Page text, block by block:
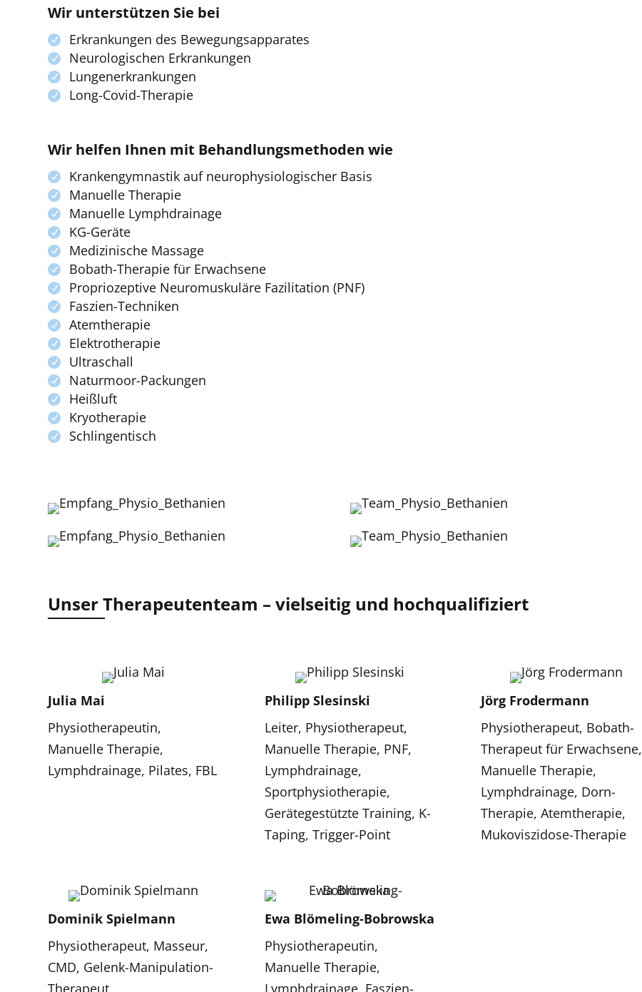
Wir unterstützen Sie bei
Erkrankungen des Bewegungsapparates
Neurologischen Erkrankungen
Lungenerkrankungen
Long-Covid-Therapie
Wir helfen Ihnen mit Behandlungsmethoden wie
Krankengymnastik auf neurophysiologischer Basis
Manuelle Therapie
Manuelle Lymphdrainage
KG-Geräte
Medizinische Massage
Bobath-Therapie für Erwachsene
Propriozeptive Neuromuskuläre Fazilitation (PNF)
Faszien-Techniken
Atemtherapie
Elektrotherapie
Ultraschall
Naturmoor-Packungen
Heißluft
Kryotherapie
Schlingentisch
Unser Therapeutenteam – vielseitig und hochqualifiziert
Julia Mai
Physiotherapeutin,
Manuelle Therapie,
Lymphdrainage, Pilates, FBL
Philipp Slesinski
Leiter, Physiotherapeut,
Manuelle Therapie, PNF,
Lymphdrainage,
Sportphysiotherapie,
Gerätegestützte Training, K-
Taping, Trigger-Point
Jörg Frodermann
Physiotherapeut, Bobath-
Therapeut für Erwachsene,
Manuelle Therapie,
Lymphdrainage, Dorn-
Therapie, Atemtherapie,
Mukoviszidose-Therapie
Dominik Spielmann
Physiotherapeut, Masseur,
CMD, Gelenk-Manipulation-
Therapeut
Ewa Blömeling-Bobrowska
Physiotherapeutin,
Manuelle Therapie,
Lymphdrainage, Faszien-